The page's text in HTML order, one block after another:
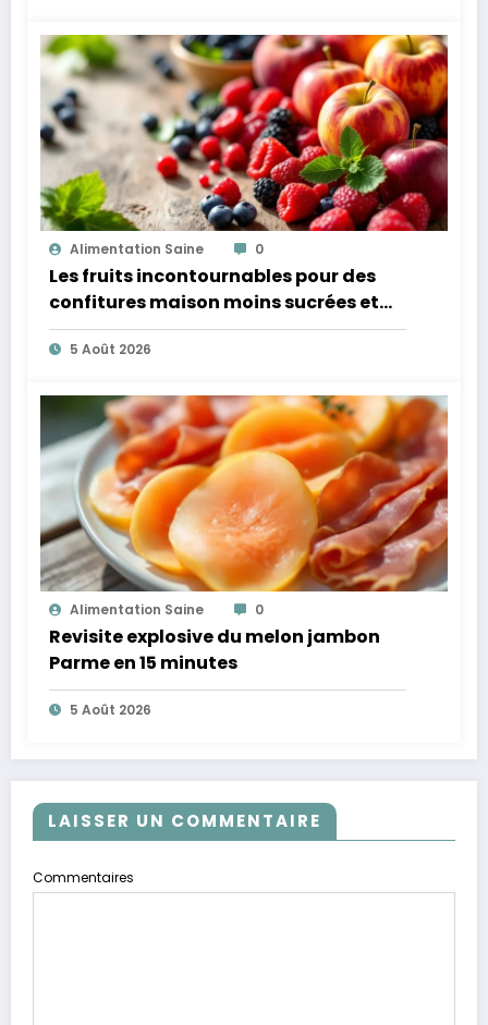
Alimentation Saine 0
Les fruits incontournables pour des
confitures maison moins sucrées et
plus légères
5 Août 2026
Alimentation Saine 0
Revisite explosive du melon jambon
Parme en 15 minutes
5 Août 2026
LAISSER UN COMMENTAIRE
Commentaires